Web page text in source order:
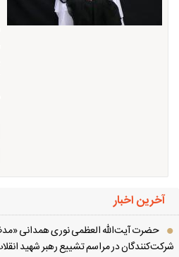
آخرین اخبار
حضرت آیت‌الله العظمی نوری همدانی «مدظله
در مراسم تشییع رهبر شهید انقلاب